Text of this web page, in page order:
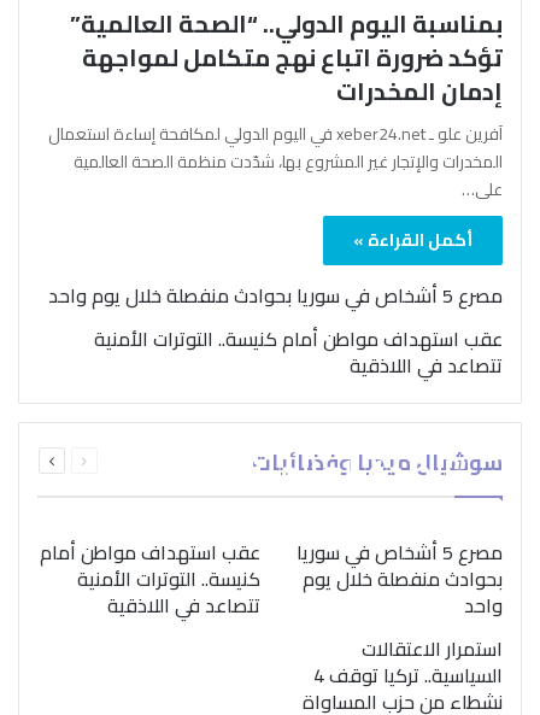
بمناسبة اليوم الدولي.. “الصحة العالمية”
تؤكد ضرورة اتباع نهج متكامل لمواجهة
إدمان المخدرات
آفرين علو ـ xeber24.net في اليوم الدولي لمكافحة إساءة استعمال
المخدرات والإتجار غير المشروع بها، شدّدت منظمة الصحة العالمية
على…
أكمل القراءة »
مصرع 5 أشخاص في سوريا بحوادث منفصلة خلال يوم واحد
عقب استهداف مواطن أمام كنيسة.. التوترات الأمنية
تتصاعد في اللاذقية
سوشيال ميديا وفضائيات الصفحةالصفحة
بمناسبة اليوم الدولي..
“الصحة العالمية” تؤكد
ضرورة اتباع نهج متكامل
لمواجهة إدمان المخدرات
مصرع 5 أشخاص في سوريا
بحوادث منفصلة خلال يوم
واحد
عقب استهداف مواطن أمام
كنيسة.. التوترات الأمنية
تتصاعد في اللاذقية
استمرار الاعتقالات
السياسية.. تركيا توقف 4
نشطاء من حزب المساواة